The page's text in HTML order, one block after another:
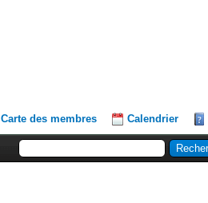
Carte des membres Calendrier